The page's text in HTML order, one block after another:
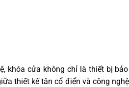
khóa cửa không chỉ là thiết bị
thiết kế tân cổ điển và công